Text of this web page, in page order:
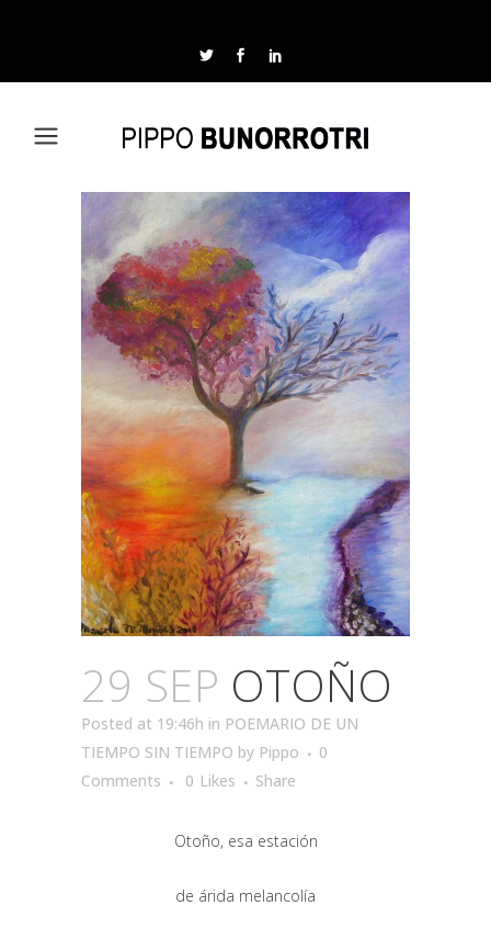
29 SEP OTOÑO
Posted at 19:46h in POEMARIO DE UN
TIEMPO SIN TIEMPO by Pippo
0
Comments
0 Likes Share
Otoño, esa estación
de árida melancolía